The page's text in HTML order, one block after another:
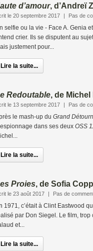
d’amour, d’Andreï
le 20 septembre 2017 | Pas de
selfie ou la vie - Face A. Genia
crier. Ils se disputent au
justement pour...
Lire la suite...
Redoutable, de
le 13 septembre 2017 | Pas de
le mash-up du Grand
dans ses deux OSS
Lire la suite...
Proies, de Sofia
le 23 août 2017 | Pas de
1971, c’était à Clint Eastwood
par Don Siegel. Le film, trop
et...
Lire la suite...